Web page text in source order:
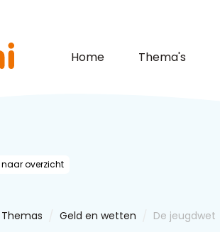
Home Thema's
naar overzicht
Themas Geld en wetten De jeugdwet